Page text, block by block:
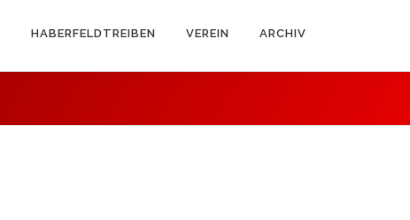
HABERFELDTREIBEN VEREIN ARCHIV